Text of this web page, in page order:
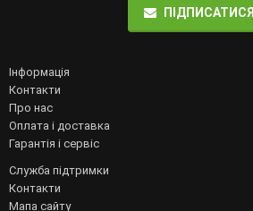
ПІДПИСАТИСЯ
Інформація
Контакти
Про нас
Оплата і доставка
Гарантія і сервіс
Служба підтримки
Контакти
Мапа сайту